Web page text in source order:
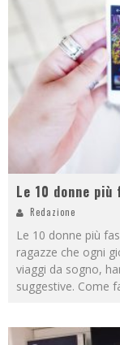
Le 10 donne
Redazione
Le 10 donne più
ragazze che ogni
viaggi da sogno,
suggestive. Come